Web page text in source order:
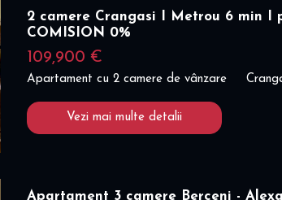
2 camere Crangasi I Metrou 6 min I
COMISION 0%
109,900 €
Apartament cu 2 camere de vânzare
Vezi mai multe detalii
Apartament 3 camere Berceni -